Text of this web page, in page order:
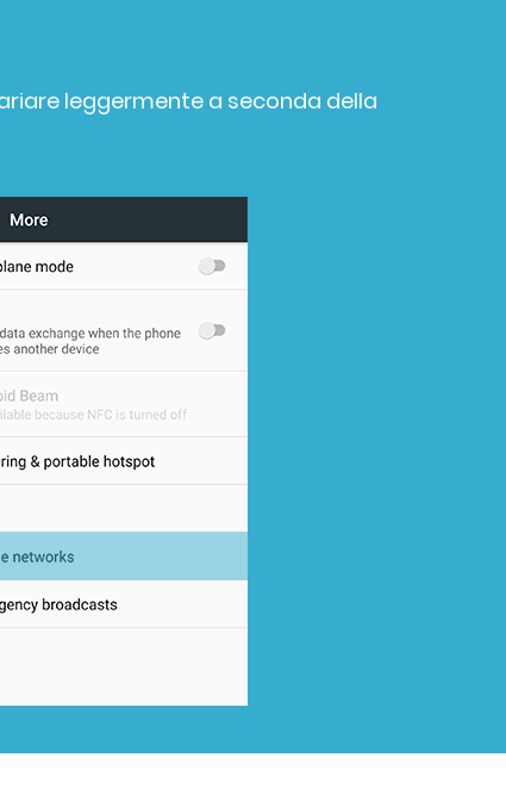
leggermente a seconda della